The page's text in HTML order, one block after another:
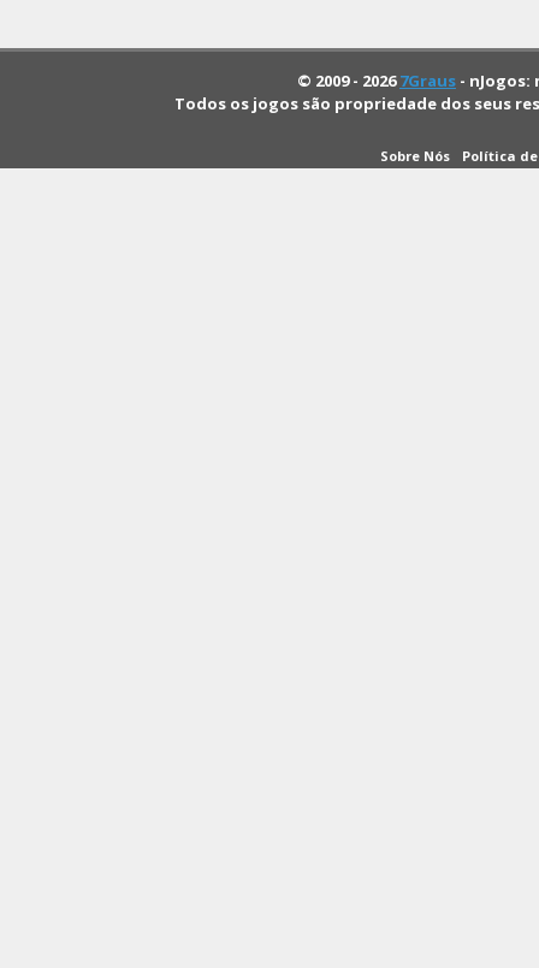
© 2009 - 20267Graus -
Todos os jogos são propriedade dos seus
Sobre Nós Política